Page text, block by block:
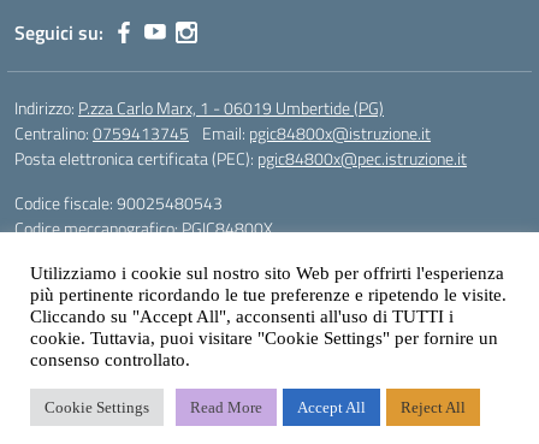
Seguici su:
Indirizzo: P.zza Carlo Marx, 1 - 06019 Umbertide (PG)
Centralino:0759413745 Email: pgic84800x@istruzione.it
Posta elettronica certificata (PEC): pgic84800x@pec.istruzione.it
Codice fiscale: 90025480543
Codice meccanografico:PGIC84800X
Gestione sito web: prof. Paolo Chitarrai
Utilizziamo i cookie sul nostro sito Web per offrirti l'esperienza
più pertinente ricordando le tue preferenze e ripetendo le visite.
Cliccando su "Accept All", acconsenti all'uso di TUTTI i
cookie. Tuttavia, puoi visitare "Cookie Settings" per fornire un
consenso controllato.
Cookie Settings Read More Accept All Reject All